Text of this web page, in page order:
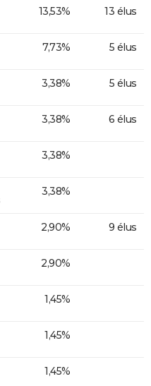
13,53% 13 élus
7,73% 5 élus
3,38% 5 élus
3,38% 6 élus
3,38%
3,38%
2,90% 9 élus
2,90%
1,45%
1,45%
1,45%